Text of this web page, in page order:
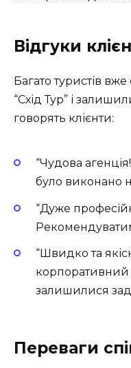
Відгуки
Багато туристів
“Схід Тур” і
говорять клієнти:
“Чудова
було виконано
“Дуже
“Швидко та
корпоративний
залишилися
Переваги